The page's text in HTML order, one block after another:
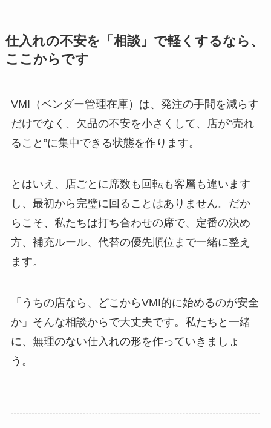
仕入れの不安を「相談」で軽くするなら、
ここからです
VMI（ベンダー管理在庫）は、発注の手間を減らす
だけでなく、欠品の不安を小さくして、店が“売れ
ること”に集中できる状態を作ります。
とはいえ、店ごとに席数も回転も客層も違います
し、最初から完璧に回ることはありません。だか
らこそ、私たちは打ち合わせの席で、定番の決め
方、補充ルール、代替の優先順位まで一緒に整え
ます。
「うちの店なら、どこからVMI的に始めるのが安全
か」そんな相談からで大丈夫です。私たちと一緒
に、無理のない仕入れの形を作っていきましょ
う。